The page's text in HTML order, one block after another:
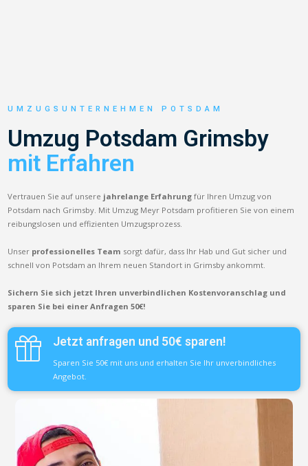
UMZUGSUNTERNEHMEN POTSDAM
Umzug Potsdam Grimsby
mit Erfahren
Vertrauen Sie auf unsere jahrelange Erfahrung für Ihren Umzug von
Potsdam nach Grimsby. Mit Umzug Meyr Potsdam profitieren Sie von einem
reibungslosen und effizienten Umzugsprozess.
Unser professionelles Team sorgt dafür, dass Ihr Hab und Gut sicher und
schnell von Potsdam an Ihrem neuen Standort in Grimsby ankommt.
Sichern Sie sich jetzt Ihren unverbindlichen Kostenvoranschlag und
sparen Sie bei einer Anfragen 50€!
Jetzt anfragen und 50€ sparen!
Sparen Sie 50€ mit uns und erhalten Sie Ihr unverbindliches
Angebot.